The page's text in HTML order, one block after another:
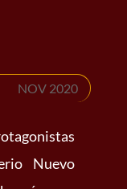
NOV 2020
Nuevo